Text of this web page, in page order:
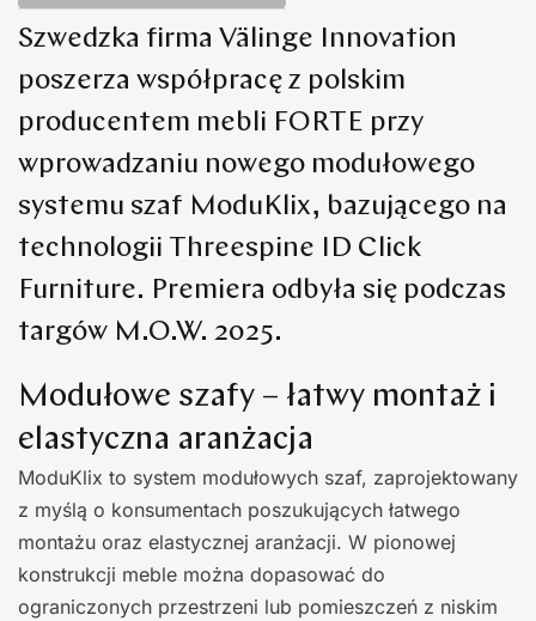
Szwedzka firma Välinge Innovation
poszerza współpracę z polskim
producentem mebli FORTE przy
wprowadzaniu nowego modułowego
systemu szaf ModuKlix, bazującego na
technologii Threespine ID Click
Furniture. Premiera odbyła się podczas
targów M.O.W. 2025.
Modułowe szafy – łatwy montaż i
elastyczna aranżacja
ModuKlix to system modułowych szaf, zaprojektowany
z myślą o konsumentach poszukujących łatwego
montażu oraz elastycznej aranżacji. W pionowej
konstrukcji meble można dopasować do
ograniczonych przestrzeni lub pomieszczeń z niskim